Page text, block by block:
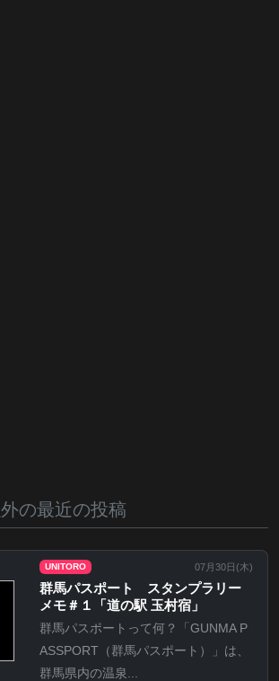
の最近の投稿
UNITORO 07月30日(木)
群馬パスポート スタンプラリー
メモ＃１「道の駅 玉村宿」
群馬パスポートって何？「GUNMA P
ASSPORT（群馬パスポート）」は、
群馬県内の温泉...